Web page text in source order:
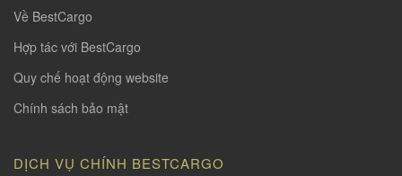
Về BestCargo
Hợp tác với BestCargo
Quy chế hoạt động website
Chính sách bảo mật
DỊCH VỤ CHÍNH BESTCARGO